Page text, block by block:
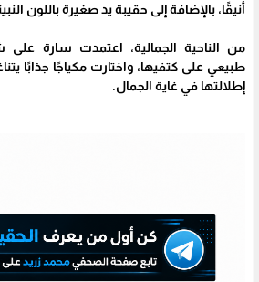
أنيقًا، بالإضافة إلى حقيبة يد صغيرة باللون
من الناحية الجمالية، اعتمدت سارة
طبيعي على كتفيها، واختارت مكياجًا جذابًا
إطلالتها في غاية الجمال.